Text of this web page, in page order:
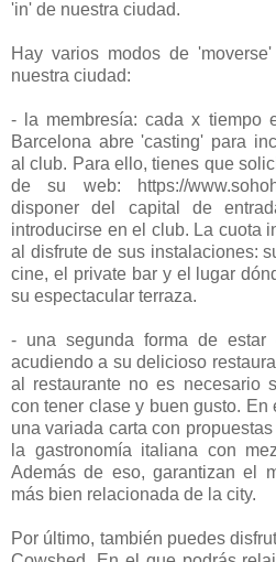
'in' de nuestra ciudad.
Hay varios modos de
nuestra ciudad:
- la membresía: cada x tiempo
Barcelona abre 'casting' para
al club. Para ello, tienes que
de su web: https://
disponer del capital de
introducirse en el club. La cuota
al disfrute de sus instalaciones:
cine, el private bar y el lugar
su espectacular terraza.
- una segunda forma de
acudiendo a su delicioso
al restaurante no es necesario
con tener clase y buen gusto. En
una variada carta con
la gastronomía italiana con
Además de eso, garantizan el
más bien relacionada de la city.
Por último, también puedes